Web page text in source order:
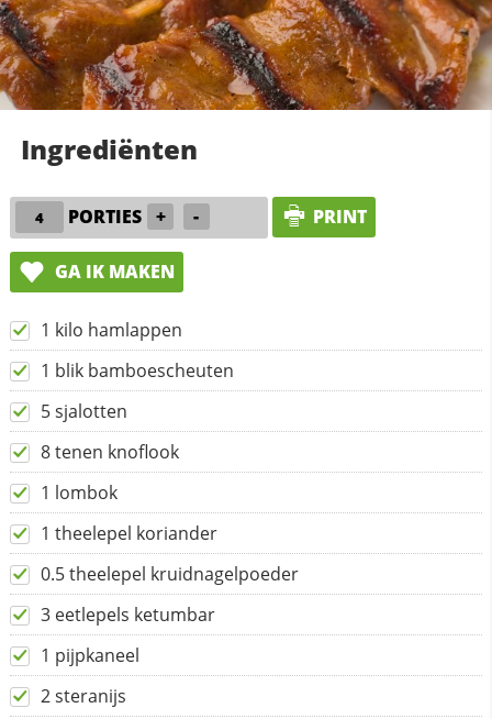
Ingrediënten
PORTIES + - PRINT
GA IK MAKEN
1 kilo hamlappen
1 blik bamboescheuten
5 sjalotten
8 tenen knoflook
1 lombok
1 theelepel koriander
0.5 theelepel kruidnagelpoeder
3 eetlepels ketumbar
1 pijpkaneel
2 steranijs